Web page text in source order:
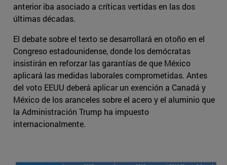
anterior iba asociado a críticas vertidas en las dos
últimas décadas.
El debate sobre el texto se desarrollará en otoño en el
Congreso estadounidense, donde los demócratas
insistirán en reforzar las garantías de que México
aplicará las medidas laborales comprometidas. Antes
del voto EEUU deberá aplicar un exención a Canadá y
México de los aranceles sobre el acero y el aluminio que
la Administración Trump ha impuesto
internacionalmente.